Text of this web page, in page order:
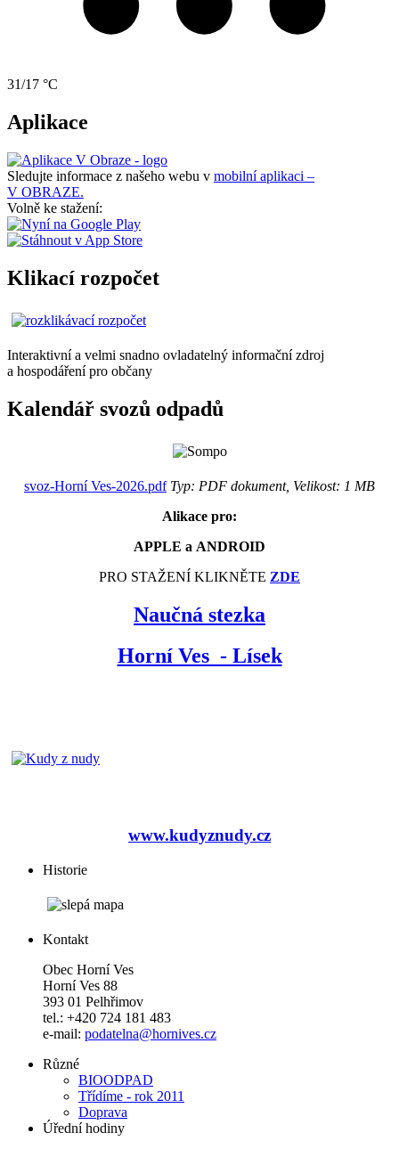
31/17 °C
Aplikace
Sledujte informace z našeho webu v mobilní aplikaci –
V OBRAZE.
Volně ke stažení:
Klikací rozpočet
Interaktivní a velmi snadno ovladatelný informační zdroj
a hospodáření pro občany
Kalendář svozů odpadů
svoz-Horní Ves-2026.pdfTyp: PDF dokument, Velikost: 1 MB
Alikace pro:
APPLE a ANDROID
PRO STAŽENÍ KLIKNĚTE ZDE
Naučná stezka
Horní Ves - Lísek
www.kudyznudy.cz
Historie
Kontakt
Obec Horní Ves
Horní Ves 88
393 01 Pelhřimov
tel.: +420 724 181 483
e-mail: podatelna@hornives.cz
Různé
BIOODPAD
Třídíme - rok 2011
Doprava
Úřední hodiny